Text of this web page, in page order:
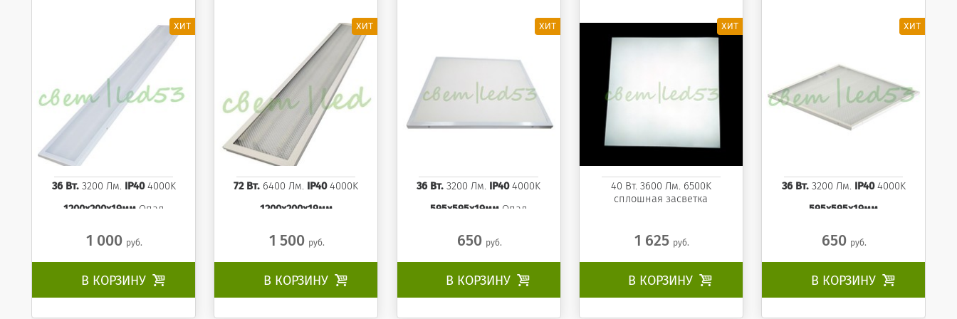
36 Вт.3200 Лм. IP404000K
1200x200x19мм Опал
1 000 руб.
В КОРЗИНУ 
72 Вт. 6400 Лм. IP404000K
1200x200x19мм
1 500 руб.
В КОРЗИНУ 
36 Вт. 3200 Лм. IP404000K
595x595x19мм Опал
650 руб.
В КОРЗИНУ 
40 Вт. 3600 Лм. 6500K
сплошная засветка
1 625 руб.
В КОРЗИНУ 
36 Вт.3200 Лм. IP404000K
595x595x19мм
650 руб.
В КОРЗИНУ 